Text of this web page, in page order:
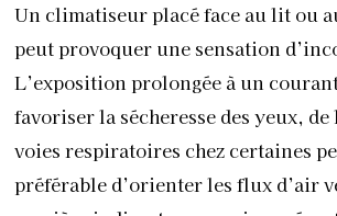
Un climatiseur placé face au lit ou
peut provoquer une sensation
L’exposition prolongée à un
favoriser la sécheresse des yeux, de
voies respiratoires chez certaines
préférable d’orienter les flux d’air